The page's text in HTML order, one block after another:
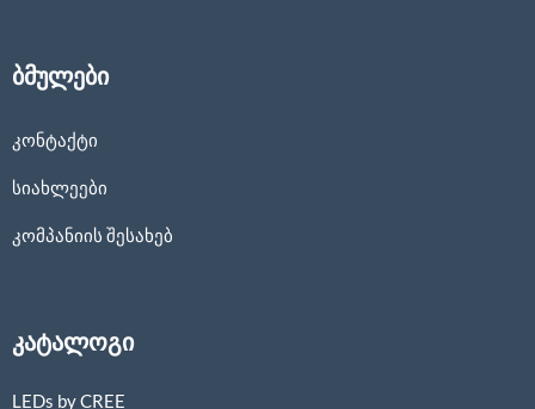
ბმულები
კონტაქტი
სიახლეები
კომპანიის შესახებ
კატალოგი
LEDs by CREE